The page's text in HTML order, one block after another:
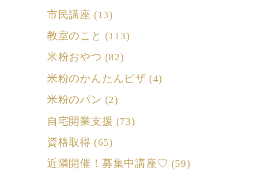
市民講座 (13)
教室のこと (113)
米粉おやつ (82)
米粉のかんたんピザ (4)
米粉のパン (2)
自宅開業支援 (73)
資格取得 (65)
近隣開催！募集中講座♡ (59)